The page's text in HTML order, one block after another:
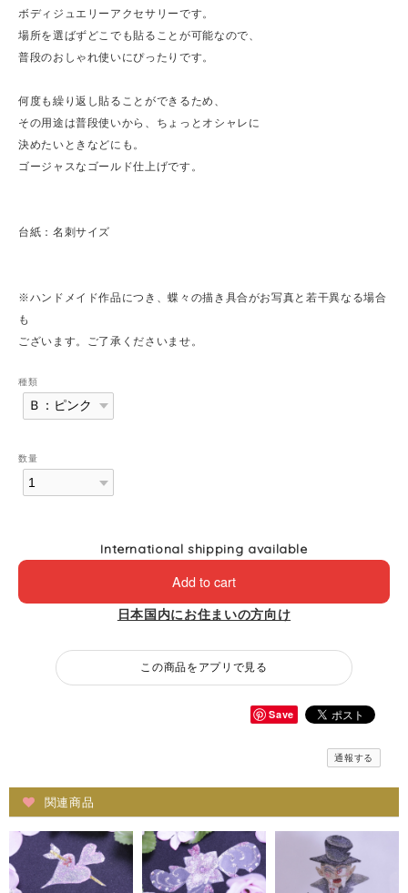
ボディジュエリーアクセサリーです。
場所を選ばずどこでも貼ることが可能なので、
普段のおしゃれ使いにぴったりです。
何度も繰り返し貼ることができるため、
その用途は普段使いから、ちょっとオシャレに
決めたいときなどにも。
ゴージャスなゴールド仕上げです。
台紙：名刺サイズ
※ハンドメイド作品につき、蝶々の描き具合がお写真と若干異なる場合
も
ございます。ご了承くださいませ。
種類
数量
International shipping available
Add to cart
日本国内にお住まいの方向け
この商品をアプリで見る
Save
通報する
関連商品